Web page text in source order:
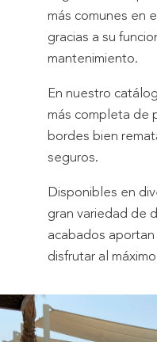
más comunes en
gracias a su
mantenimiento.
En nuestro
más completa de
bordes bien
seguros.
Disponibles en
gran variedad de
acabados
disfrutar al